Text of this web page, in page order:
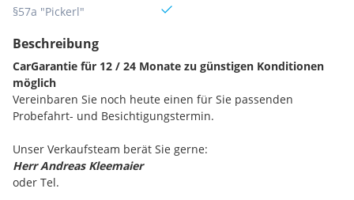
§57a "Pickerl"
Beschreibung
CarGarantie für 12 / 24 Monate zu günstigen Konditionen
möglich
Vereinbaren Sie noch heute einen für Sie passenden
Probefahrt- und Besichtigungstermin.
Unser Verkaufsteam berät Sie gerne:
Herr Andreas Kleemaier
oder Tel.